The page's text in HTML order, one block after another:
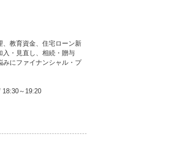
、教育資金、住宅ローン新
入・見直し、相続・贈与
みにファイナンシャル・プ
18:30～19:20